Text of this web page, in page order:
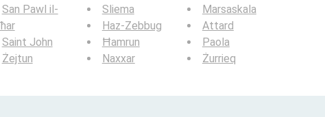
San Pawl il-
Saint John
Żejtun
Sliema
Haz-Zebbug
Ħamrun
Naxxar
Marsaskala
Attard
Paola
Żurrieq